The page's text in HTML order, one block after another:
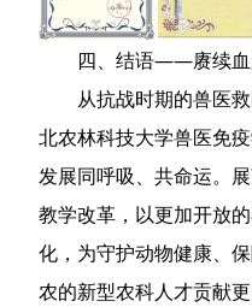
四、结语——赓续血
从抗战时期的兽医
北农林科技大学兽医免
发展同呼吸、共命运。
教学改革，以更加开放
化，为守护动物健康、
农的新型农科人才贡献更